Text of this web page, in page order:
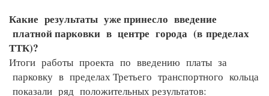
Какие результаты уже принесло введение
платной парковки в центре города (в пределах
ТТК)?
Итоги работы проекта по введению платы за
парковку в пределах Третьего транспортного кольца
показали ряд положительных результатов: